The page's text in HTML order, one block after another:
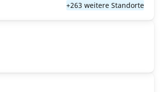
+263 weitere Standorte